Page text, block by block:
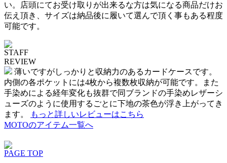
い。店頭にてお受け取りが出来るな方は気になる商品だけお
伝え頂き、サイズは納品後に履いて選んで頂く事もある程度
可能です。
STAFF
REVIEW
薄いですがしっかりと収納力のあるカードケースです。
内側の各ポケットには4枚から複数枚収納が可能です。また
手染めによる経年変化も抜群で同ブランドの手染めレザーシ
ューズのように使用するごとに下地の茶色が浮き上がってき
ます。
もっと詳しいレビューはこちら
MOTOのアイテム一覧へ
PAGE TOP